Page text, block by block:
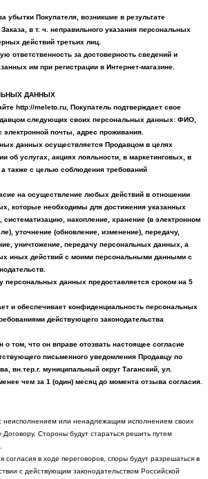
убытки Покупателя, возникшие в результате
в т. ч. неправильного указания персональных
действий третьих лиц.
ответственность за достоверность сведений и
им при регистрации в Интернет-магазине.
ДАННЫХ
http://meleto .ru, Покупатель подтверждает свое
следующих своих персональных данных: ФИО,
почты, адрес проживания.
данных осуществляется Продавцом в целях
об услугах, акциях лояльности, в маркетинговых, в
также с целью соблюдения требований
на осуществление любых действий в отношении
которые необходимы для достижения указанных
накопление, хранение (в электронном
уточнение (обновление, изменение), передачу,
уничтожение, передачу персональных данных, а
иных действий с моими персональными данными с
персональных данных предоставляется сроком на 5
и обеспечивает конфиденциальность персональных
действующего законодательства
о том, что он вправе отозвать настоящее согласие
письменного уведомления Продавцу по
вн.тер.г. муниципальный округ Таганский, ул.
менее чем за 1 (один) месяц до момента отзыва согласия.
неисполнением или ненадлежащим исполнением своих
Договору, Стороны будут стараться решить путем
согласия в ходе переговоров, споры будут разрешаться в
с действующим законодательством Российской